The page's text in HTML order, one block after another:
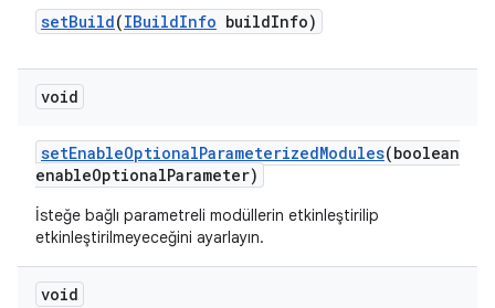
setBuild(IBuildInfo buildInfo)
void
setEnableOptionalParameterizedModules(boolean
enableOptionalParameter)
İsteğe bağlı parametreli modüllerin etkinleştirilip
etkinleştirilmeyeceğini ayarlayın.
void